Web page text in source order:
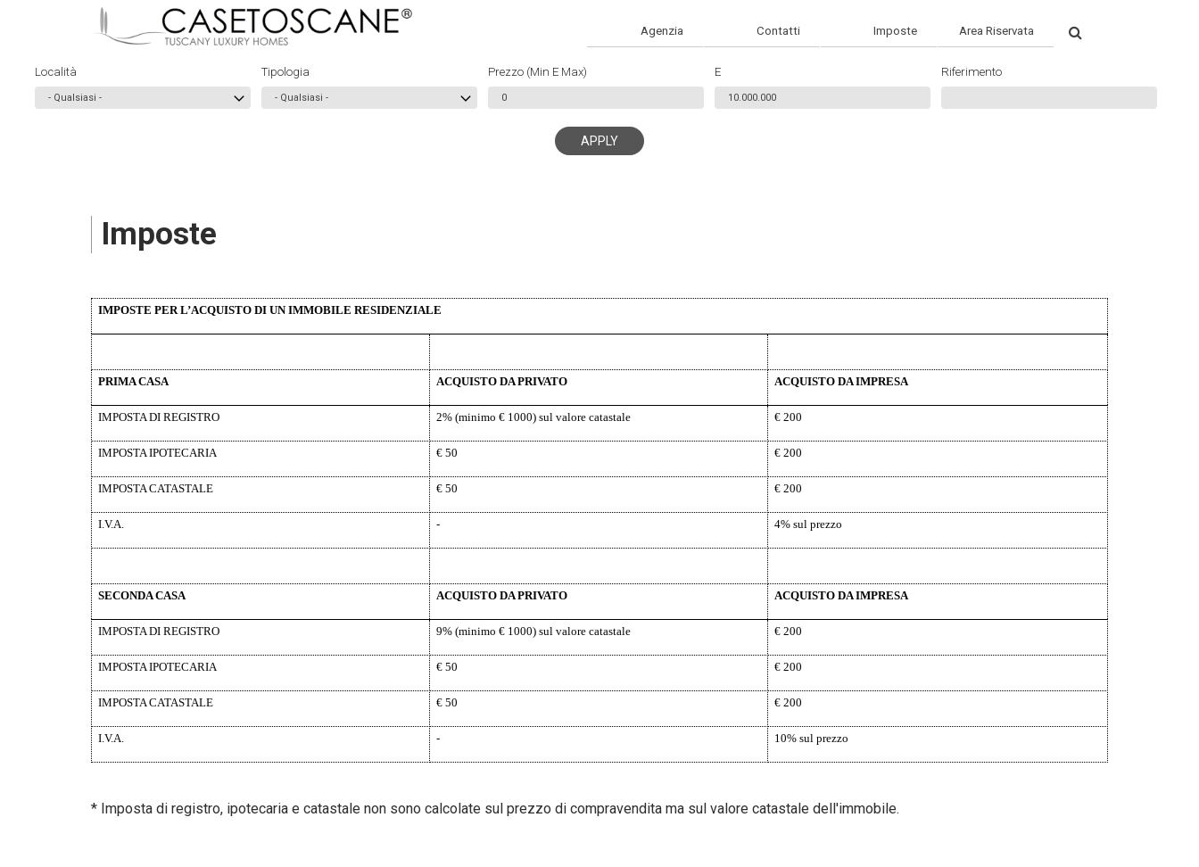
principale
Search
Agenzia Contatti Imposte Area Riservata
Località Tipologia Prezzo (Min E Max) E Riferimento
Imposte
IMPOSTE PER L’ACQUISTO DI UN IMMOBILE RESIDENZIALE
PRIMA CASA ACQUISTO DA PRIVATO ACQUISTO DA IMPRESA
IMPOSTA DI REGISTRO 2% (minimo € 1000) sul valore catastale € 200
IMPOSTA IPOTECARIA € 50 € 200
IMPOSTA CATASTALE € 50 € 200
I.V.A. - 4% sul prezzo
SECONDA CASA ACQUISTO DA PRIVATO ACQUISTO DA IMPRESA
IMPOSTA DI REGISTRO 9% (minimo € 1000) sul valore catastale € 200
IMPOSTA IPOTECARIA € 50 € 200
IMPOSTA CATASTALE € 50 € 200
I.V.A. - 10% sul prezzo
* Imposta di registro, ipotecaria e catastale non sono calcolate sul prezzo di compravendita ma sul valore catastale dell'immobile.